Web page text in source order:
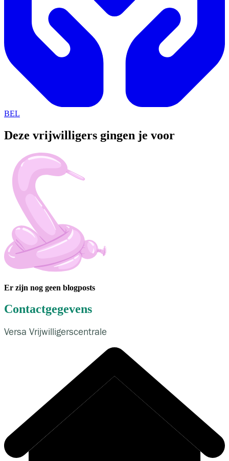
BEL
Deze vrijwilligers gingen je voor
Er zijn nog geen blogposts
Contactgegevens
Versa Vrijwilligerscentrale